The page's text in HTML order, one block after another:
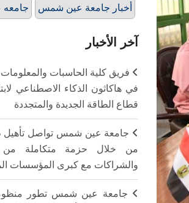
أخبار جامعة عين شمس
آخر الأخبار
فريق كلية الحاسبات
في هاكاثون الذكاء الاصطناعي
قطاع الطاقة الجديدة والمتجددة
جامعة عين شمس تواصل تأهيل
من خلال حزمة متكاملة من
والشراكات مع كبرى المؤسسات
جامعة عين شمس تطور